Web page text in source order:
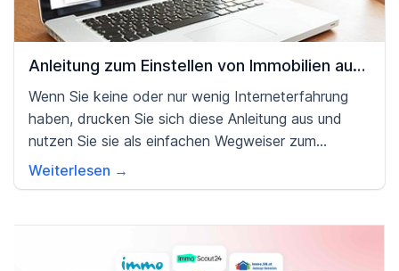
Anleitung zum Einstellen von Immobilien auf
ohne-makler
Wenn Sie keine oder nur wenig Interneterfahrung
haben, drucken Sie sich diese Anleitung aus und
nutzen Sie sie als einfachen Wegweiser zum
Erstellen Ihres Exposés auf unserer Seite.
Weiterlesen →